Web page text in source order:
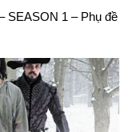
SEASON 1 – Phụ đề